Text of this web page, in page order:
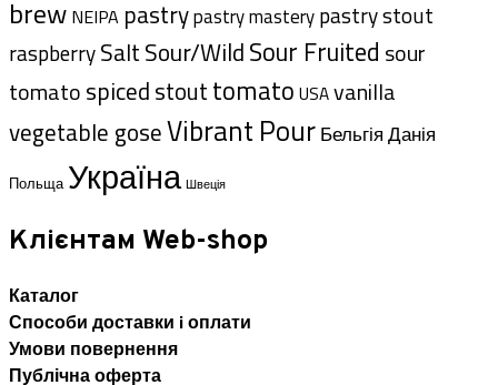
brew NEIPA pastrypastry masterypastry stout
raspberrySaltSour/WildSour Fruited sour
tomatospicedstouttomato USAvanilla
vegetable goseVibrant PourБельгіяДанія
Польща Україна Швеція
Клієнтам Web-shop
Каталог
Способи доставки i оплати
Умови повернення
Публічна оферта